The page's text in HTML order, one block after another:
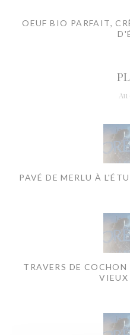
OEUF BIO PARFAIT,
PAVÉ DE MERLU À
TRAVERS DE
VIEUX